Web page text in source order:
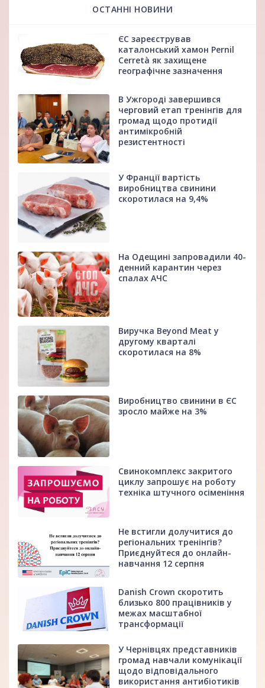
ОСТАННІ НОВИНИ
ЄС зареєстрував
каталонський хамон Pernil
Cerretà як захищене
географічне зазначення
В Ужгороді завершився
черговий етап тренінгів для
громад щодо протидії
антимікробній
резистентності
У Франції вартість
виробництва свинини
скоротилася на 9,4%
На Одещині запровадили 40-
денний карантин через
спалах АЧС
Виручка Beyond Meat у
другому кварталі
скоротилася на 8%
Виробництво свинини в ЄС
зросло майже на 3%
Свинокомплекс закритого
циклу запрошує на роботу
техніка штучного осіменіння
Не встигли долучитися до
регіональних тренінгів?
Приєднуйтеся до онлайн-
навчання 12 серпня
Danish Crown скоротить
близько 800 працівників у
межах масштабної
трансформації
У Чернівцях представників
громад навчали комунікації
щодо відповідального
використання антибіотиків